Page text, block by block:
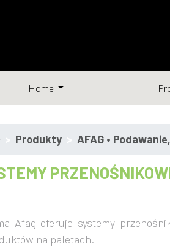
Home
Produkty AFAG •
Afag oferuje systemy
na paletach.